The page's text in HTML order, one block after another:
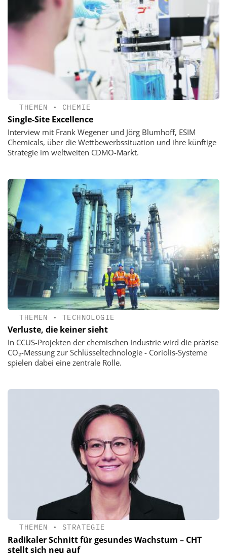
THEMEN • CHEMIE
Single-Site Excellence
Interview mit Frank Wegener und Jörg Blumhoff, ESIM
Chemicals, über die Wettbewerbssituation und ihre künftige
Strategie im weltweiten CDMO-Markt.
THEMEN •TECHNOLOGIE
Verluste, die keiner sieht
In CCUS-Projekten der chemischen Industrie wird die präzise
CO₂-Messung zur Schlüsseltechnologie - Coriolis-Systeme
spielen dabei eine zentrale Rolle.
THEMEN • STRATEGIE
Radikaler Schnitt für gesundes Wachstum – CHT
stellt sich neu auf